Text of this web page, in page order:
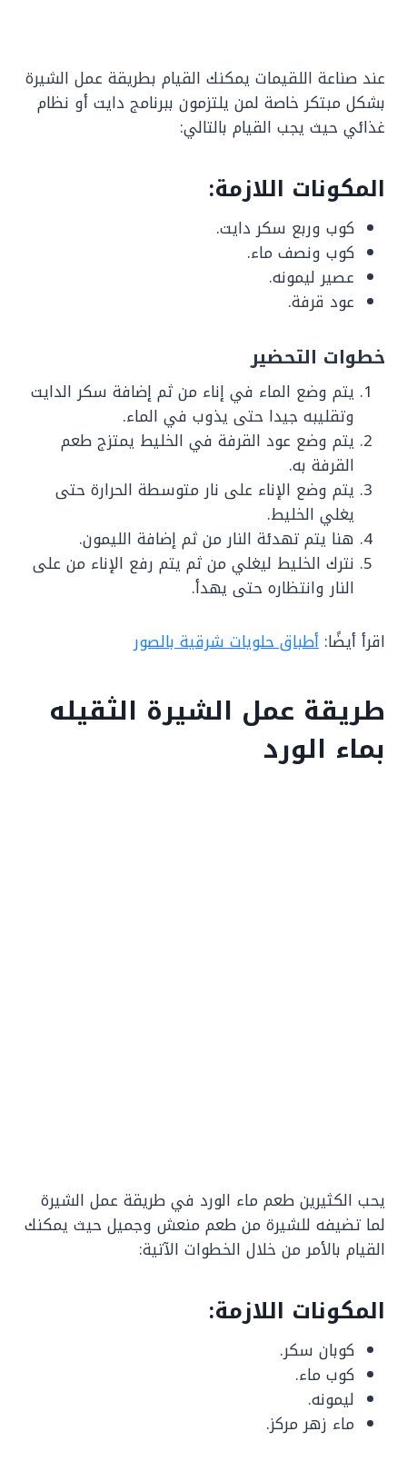
عند صناعة اللقيمات يمكنك القيام بطريقة عمل الشيرة
بشكل مبتكر خاصة لمن يلتزمون ببرنامج دايت أو نظام
غذائي حيث يجب القيام بالتالي:
المكونات اللازمة:
كوب وربع سكر دايت.
كوب ونصف ماء.
عصير ليمونه.
عود قرفة.
خطوات التحضير
يتم وضع الماء في إناء من ثم إضافة سكر الدايت
وتقليبه جيدا حتى يذوب في الماء.
يتم وضع عود القرفة في الخليط يمتزج طعم
القرفة به.
يتم وضع الإناء على نار متوسطة الحرارة حتى
يغلي الخليط.
هنا يتم تهدئة النار من ثم إضافة الليمون.
نترك الخليط ليغلي من ثم يتم رفع الإناء من على
النار وانتظاره حتى يهدأ.
اقرأ أيضًا: أطباق حلويات شرقية بالصور
طريقة عمل الشيرة الثقيله
بماء الورد
يحب الكثيرين طعم ماء الورد في طريقة عمل الشيرة
لما تضيفه للشيرة من طعم منعش وجميل حيث يمكنك
القيام بالأمر من خلال الخطوات الآتية:
المكونات اللازمة:
كوبان سكر.
كوب ماء.
ليمونه.
ماء زهر مركز.